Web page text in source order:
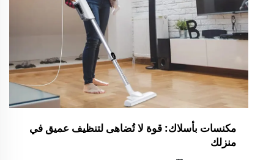
مكنسات بأسلاك: قوة لا تُضاهى لتنظيف عميق في
منزلك